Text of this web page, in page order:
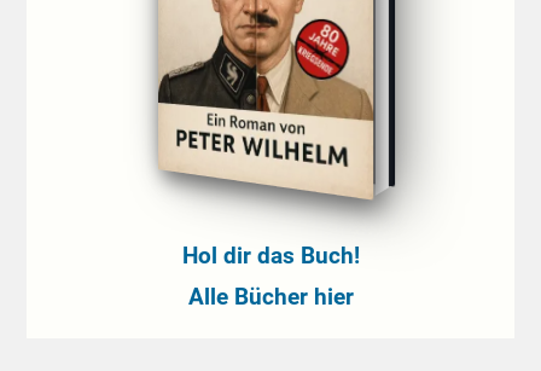
Hol dir das Buch!
Alle Bücher hier